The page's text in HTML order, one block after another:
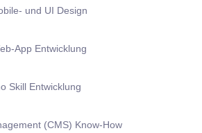
und UI Design
App Entwicklung
Skill Entwicklung
(CMS) Know-How